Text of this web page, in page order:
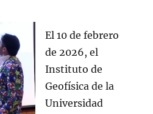
El 10 de febrero
de 2026, el
Instituto de
Geofísica de la
Universidad